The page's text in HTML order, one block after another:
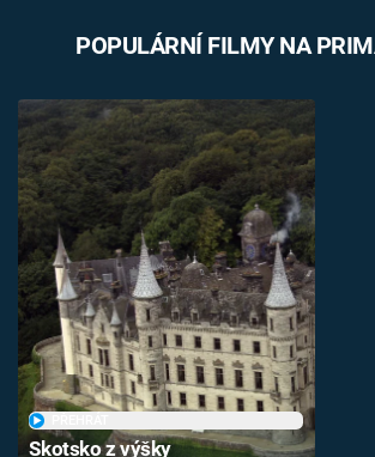
POPULÁRNÍ FILMY NA
Skotsko z výšky